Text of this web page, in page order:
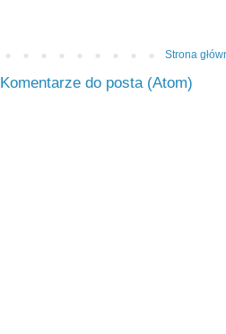
Strona
Komentarze do posta (Atom)